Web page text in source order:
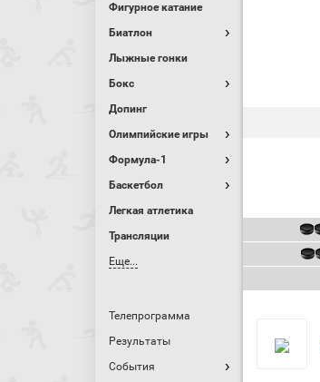
Фигурное катание
Биатлон
Лыжные гонки
Бокс
Допинг
Олимпийские игры
Формула-1
Баскетбол
Легкая атлетика
Трансляции
Еще...
Телепрограмма
Результаты
События